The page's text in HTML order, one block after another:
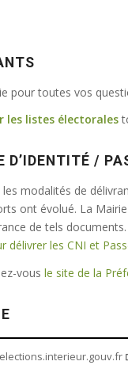
pour toutes vos
les listes électorales
D’IDENTITÉ /
modalités de
ont évolué. La
de tels
délivrer les CNI et
vousle site de la